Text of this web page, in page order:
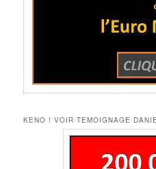
KENO ! VOIR TEMOIGNAGE